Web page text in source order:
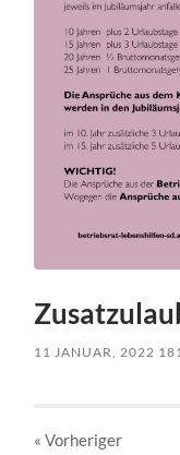
11 JANUAR, 2022
« Vorheriger